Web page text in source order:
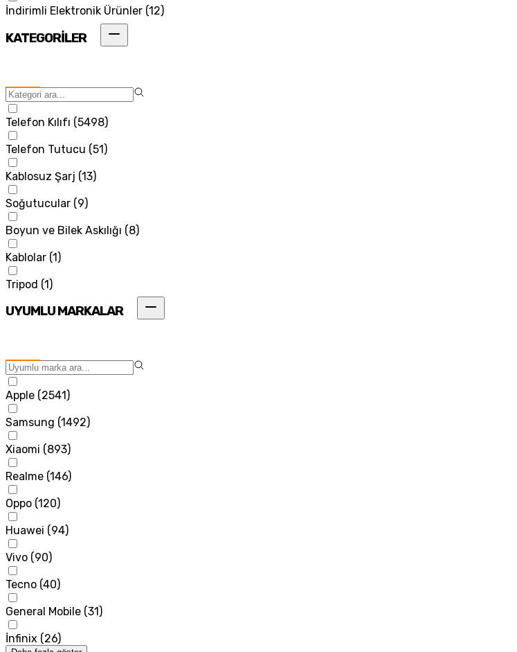
İndirimli Elektronik Ürünler (12)
KATEGORİLER
Telefon Kılıfı (5498)
Telefon Tutucu (51)
Kablosuz Şarj (13)
Soğutucular (9)
Boyun ve Bilek Askılığı (8)
Kablolar (1)
Tripod (1)
UYUMLU MARKALAR
Apple (2541)
Samsung (1492)
Xiaomi (893)
Realme (146)
Oppo (120)
Huawei (94)
Vivo (90)
Tecno (40)
General Mobile (31)
İnfinix (26)